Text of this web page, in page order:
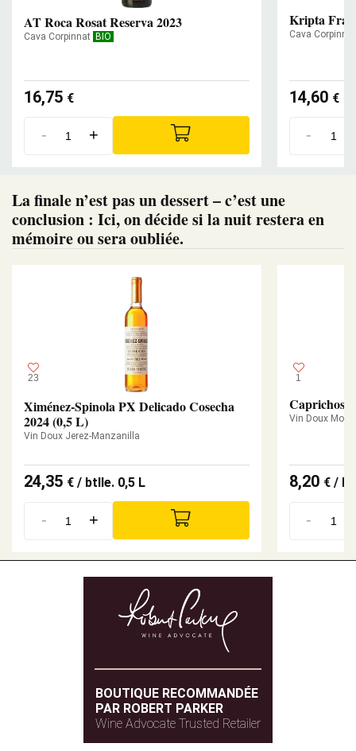
AT Roca Rosat Reserva 2023
Cava Corpinnat BIO
16,75 €
- +
Kripta
Cava
14,60 €
-
La finale n’est pas un dessert – c’est une
conclusion : Ici, on décide si la nuit restera en
mémoire ou sera oubliée.
23
Ximénez-Spinola PX Delicado Cosecha
2024 (0,5 L)
Vin Doux Jerez-Manzanilla
24,35 € / btlle. 0,5 L
- +
1
Caprichoso
Vin Doux
8,20 €/
-
BOUTIQUE RECOMMANDÉE
PAR ROBERT PARKER
Wine Advocate Trusted Retailer